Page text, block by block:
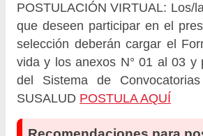
POSTULACIÓN VIRTUAL: Los/
que deseen participar en el
selección deberán cargar el
vida y los anexos N° 01 al 03 y
del Sistema de
SUSALUD POSTULA AQUÍ